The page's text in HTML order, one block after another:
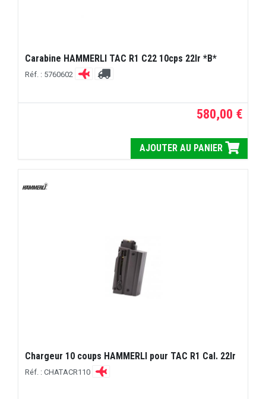
Carabine HAMMERLI TAC R1 C22 10cps 22lr *B*
Réf. : 5760602
580,00 €
AJOUTER AU PANIER
Chargeur 10 coups HAMMERLI pour TAC R1 Cal. 22lr
Réf. : CHATACR110